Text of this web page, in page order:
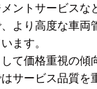
ントサービスな
より高度な車両
ます。
て価格重視の傾
サービス品質を